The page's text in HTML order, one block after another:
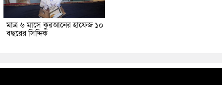
মাত্র ৬ মাসে কুরআনের হাফেজ ১০
বছরের সিদ্দিক